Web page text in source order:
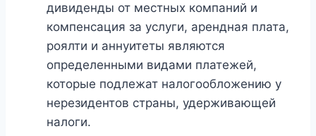
дивиденды от местных компаний и
компенсация за услуги, арендная плата,
роялти и аннуитеты являются
определенными видами платежей,
которые подлежат налогообложению у
нерезидентов страны, удерживающей
налоги.